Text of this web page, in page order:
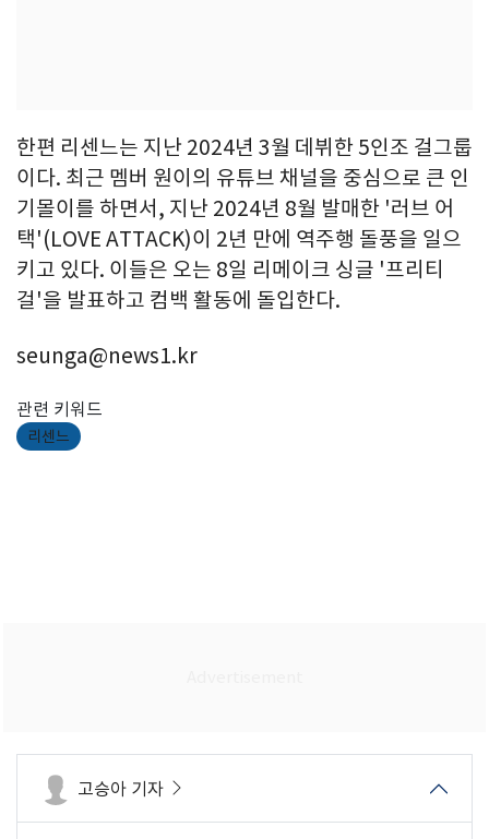
한편 리센느는 지난 2024년 3월 데뷔한 5인조 걸그룹
이다. 최근 멤버 원이의 유튜브 채널을 중심으로 큰 인
기몰이를 하면서, 지난 2024년 8월 발매한 '러브 어
택'(LOVE ATTACK)이 2년 만에 역주행 돌풍을 일으
키고 있다. 이들은 오는 8일 리메이크 싱글 '프리티
걸'을 발표하고 컴백 활동에 돌입한다.
seunga@news1.kr
관련 키워드
리센느
고승아 기자